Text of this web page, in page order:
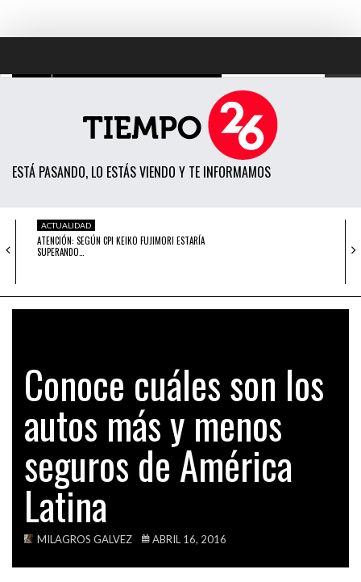
ESTÁ PASANDO, LO ESTÁS VIENDO Y TE INFORMAMOS
POLÍTICA
ECONOMÍA
SOCIEDAD
OPINIÓN
TECH
VIDEOS
ACTUALIDAD
ATENCIÓN: SEGÚN CPI KEIKO FUJIMORI ESTARÍA
SUPERANDO…
ATENCIÓN: ESTOS CIUDADANOS SERÍAN LOS 130
CONGRESISTAS…
ACTUALIDAD
ELECCIONES 2016: ESTOS SERÍAN LOS 36
CONGRESISTAS…
ACTUALIDAD
CONOCE A LOS PARTIDOS POLÍTICOS QUE
PERDIERON…
Conoce cuáles son los
autos más y menos
seguros de América
Latina
MILAGROS GALVEZ ABRIL 16, 2016